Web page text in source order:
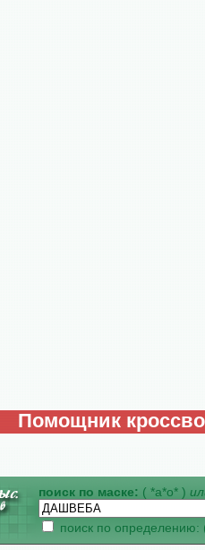
Помощник
поиск по маске: ( *а*о* )
поиск по определению: